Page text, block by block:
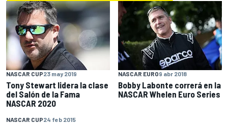
NASCAR CUP23 may 2019
Tony Stewart lidera la clase
del Salón de la Fama
NASCAR 2020
NASCAR EURO9 abr 2018
Bobby Labonte correrá en la
NASCAR Whelen Euro Series
NASCAR CUP24 feb 2015